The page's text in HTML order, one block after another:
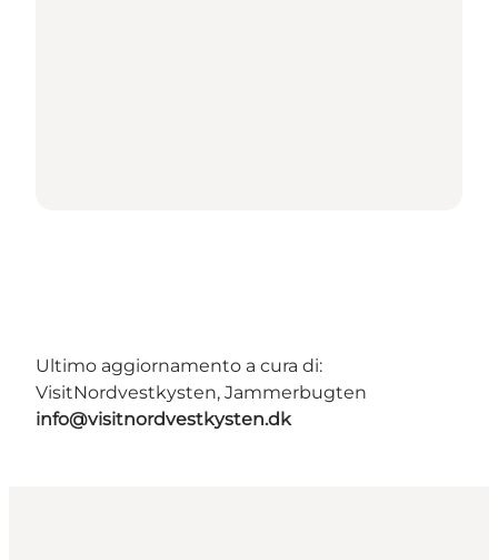
Ultimo aggiornamento a cura di:
VisitNordvestkysten, Jammerbugten
info@visitnordvestkysten.dk